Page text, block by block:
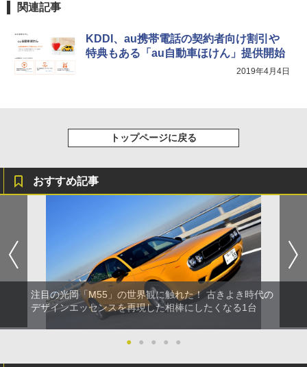
関連記事
KDDI、au携帯電話の契約者向け割引や
特典もある「au自動車ほけん」提供開始
2019年4月4日
トップページに戻る
おすすめ記事
注目の光岡「M55」の世界観に触れた！ 古きよき時代の
デザインエッセンスを再現した相棒にしたくなる1台
● ● ● ● ●